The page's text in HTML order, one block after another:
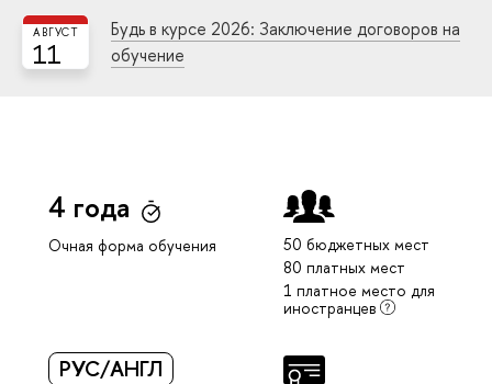
11
АВГУСТ
Будь в курсе 2026: Заключение договоров на
обучение
4 года
Очная форма обучения
50 бюджетных мест
80 платных мест
1 платное место для
иностранцев
РУС/АНГЛ